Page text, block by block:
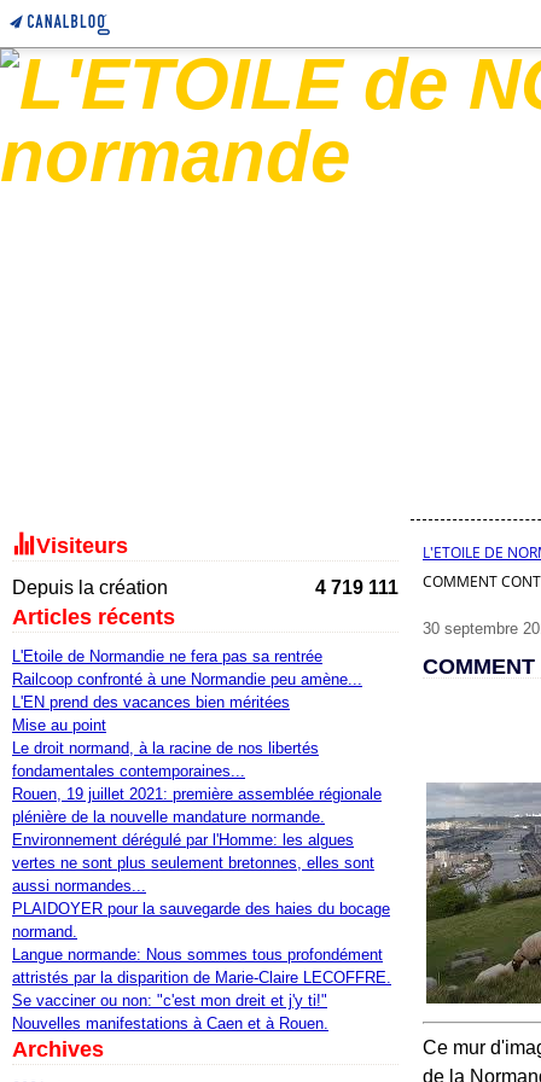
Visiteurs
Depuis la création 4 719 111
Articles récents
L'Etoile de Normandie ne fera pas sa rentrée
Railcoop confronté à une Normandie peu amène...
L'EN prend des vacances bien méritées
Mise au point
Le droit normand, à la racine de nos libertés
fondamentales contemporaines...
Rouen, 19 juillet 2021: première assemblée régionale
plénière de la nouvelle mandature normande.
Environnement dérégulé par l'Homme: les algues
vertes ne sont plus seulement bretonnes, elles sont
aussi normandes...
PLAIDOYER pour la sauvegarde des haies du bocage
normand.
Langue normande: Nous sommes tous profondément
attristés par la disparition de Marie-Claire LECOFFRE.
Se vacciner ou non: "c'est mon dreit et j'y ti!"
Nouvelles manifestations à Caen et à Rouen.
Archives
L'ETOILE DE
COMMENT
30 septembre
Ce mur
de la